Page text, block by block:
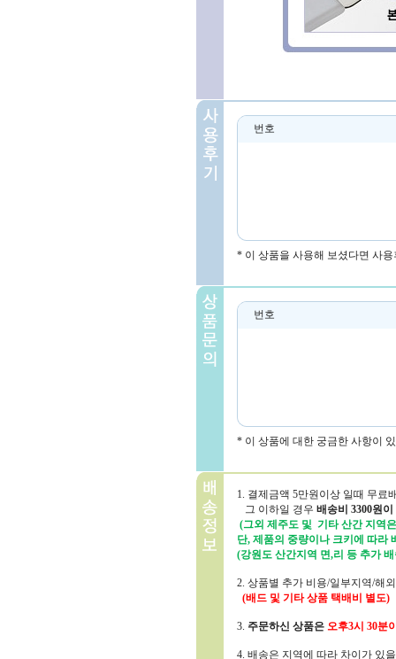
번호
* 이 상품을 사용해 보셨다면 사
번호
* 이 상품에 대한 궁금한 사항이
1. 결제금액 5만원이상 일때 무료
그 이하일 경우 배송비 3300원이
(그외 제주도 및 기타 산간 지역
단, 제품의 중량이나 크키에 따라
(강원도 산간지역 면,리 등 추가
2. 상품별 추가 비용/일부지역/해
(배드 및 기타 상품 택배비 별도)
3. 주문하신 상품은 오후3시 30분
4. 배송은 지역에 따라 차이가 있